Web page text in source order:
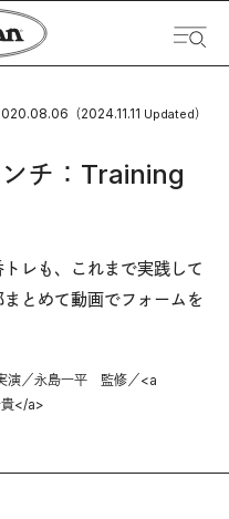
（2024.11.11 Updated）
チ：Training
レも、これまで実践して
とめて動画でフォームを
演／永島一平 監修／<a
</a>